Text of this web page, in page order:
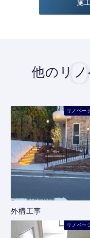
施
他のリ
リノベー
外構工事
リノベー